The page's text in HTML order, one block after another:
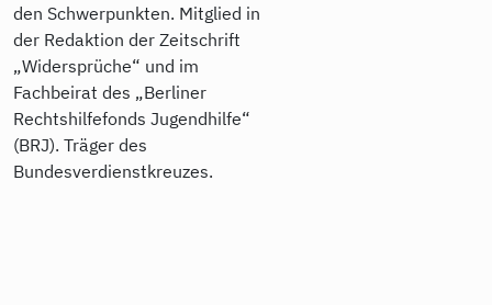
den Schwerpunkten. Mitglied in
der Redaktion der Zeitschrift
„Widersprüche“ und im
Fachbeirat des „Berliner
Rechtshilfefonds Jugendhilfe“
(BRJ). Träger des
Bundesverdienstkreuzes.